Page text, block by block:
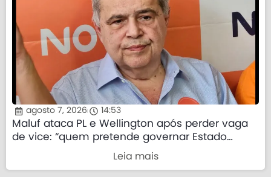
agosto 7, 2026 14:53
Maluf ataca PL e Wellington após perder vaga
de vice: “quem pretende governar Estado
precisa demonstrar que sua palavra tem valor”
Leia mais